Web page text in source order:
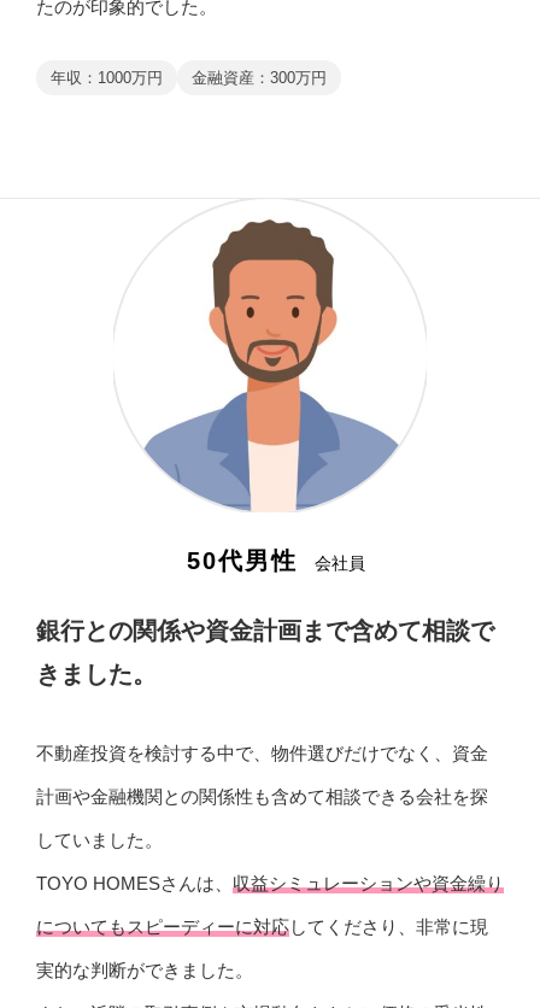
たのが印象的でした。
年収：1000万円 金融資産：300万円
50代男性 会社員
銀行との関係や資金計画まで含めて相談で
きました。
不動産投資を検討する中で、物件選びだけでなく、資金
計画や金融機関との関係性も含めて相談できる会社を探
していました。
TOYO HOMESさんは、 収益シミュレーションや資金繰り
についてもスピーディーに対応してくださり、非常に現
実的な判断ができました。